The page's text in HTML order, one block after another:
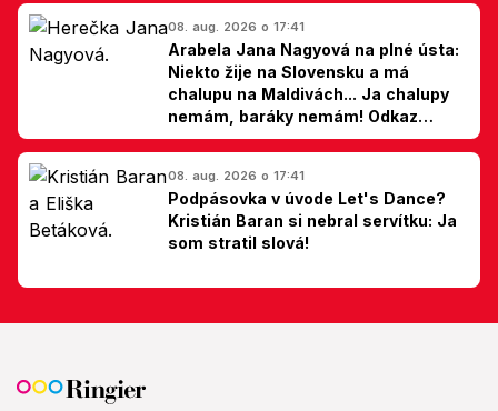
08. aug. 2026 o 17:41
Arabela Jana Nagyová na plné ústa:
Niekto žije na Slovensku a má
chalupu na Maldivách... Ja chalupy
nemám, baráky nemám! Odkaz
Slovákom
08. aug. 2026 o 17:41
Podpásovka v úvode Let's Dance?
Kristián Baran si nebral servítku: Ja
som stratil slová!